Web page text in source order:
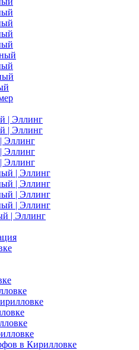
| Эллинг
| Эллинг
Эллинг
Эллинг
Эллинг
| Эллинг
| Эллинг
| Эллинг
| Эллинг
| Эллинг
в Кирилловке